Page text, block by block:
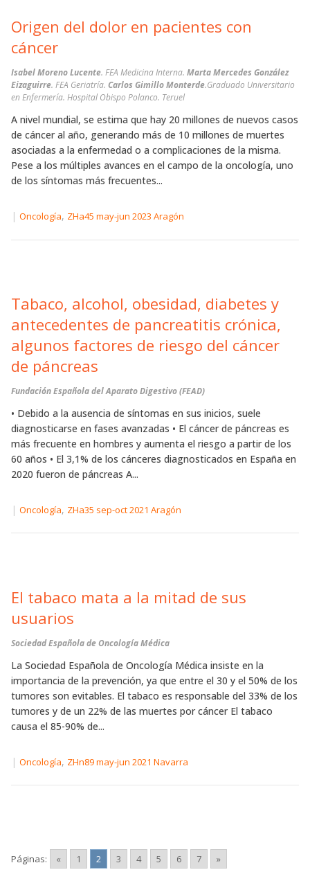
Origen del dolor en pacientes con
cáncer
Isabel Moreno Lucente. FEA Medicina Interna. Marta Mercedes González
Eizaguirre. FEA Geriatría. Carlos Gimillo Monterde.Graduado Universitario
en Enfermería. Hospital Obispo Polanco. Teruel
A nivel mundial, se estima que hay 20 millones de nuevos casos
de cáncer al año, generando más de 10 millones de muertes
asociadas a la enfermedad o a complicaciones de la misma.
Pese a los múltiples avances en el campo de la oncología, uno
de los síntomas más frecuentes...
| Oncología, ZHa45 may-jun 2023 Aragón
Tabaco, alcohol, obesidad, diabetes y
antecedentes de pancreatitis crónica,
algunos factores de riesgo del cáncer
de páncreas
Fundación Española del Aparato Digestivo (FEAD)
• Debido a la ausencia de síntomas en sus inicios, suele
diagnosticarse en fases avanzadas • El cáncer de páncreas es
más frecuente en hombres y aumenta el riesgo a partir de los
60 años • El 3,1% de los cánceres diagnosticados en España en
2020 fueron de páncreas A...
| Oncología, ZHa35 sep-oct 2021 Aragón
El tabaco mata a la mitad de sus
usuarios
Sociedad Española de Oncología Médica
La Sociedad Española de Oncología Médica insiste en la
importancia de la prevención, ya que entre el 30 y el 50% de los
tumores son evitables. El tabaco es responsable del 33% de los
tumores y de un 22% de las muertes por cáncer El tabaco
causa el 85-90% de...
| Oncología, ZHn89 may-jun 2021 Navarra
Páginas: « 1 2 3 4 5 6 7 »